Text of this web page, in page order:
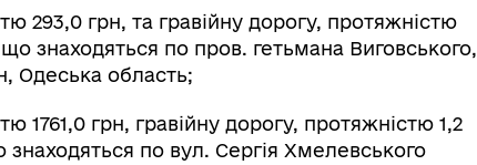
293,0 грн, та гравійну дорогу, протяжністю
знаходяться по пров. гетьмана Виговського,
Одеська область;
1761,0 грн, гравійну дорогу, протяжністю 1,2
по вул. Сергія Хмелевського